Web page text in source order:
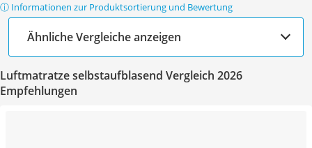
ⓘ Informationen zur Produktsortierung und Bewertung
Ähnliche Vergleiche anzeigen
Luftmatratze selbstaufblasend Vergleich 2026
Empfehlungen